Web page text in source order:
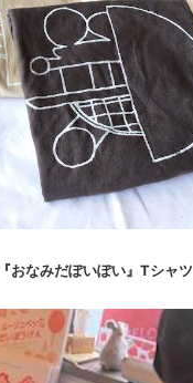
『おなみだぽいぽい』Tシャツ